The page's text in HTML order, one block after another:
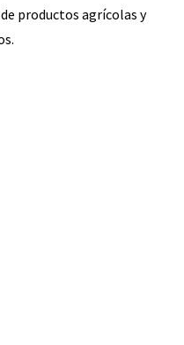
productos agrícolas y